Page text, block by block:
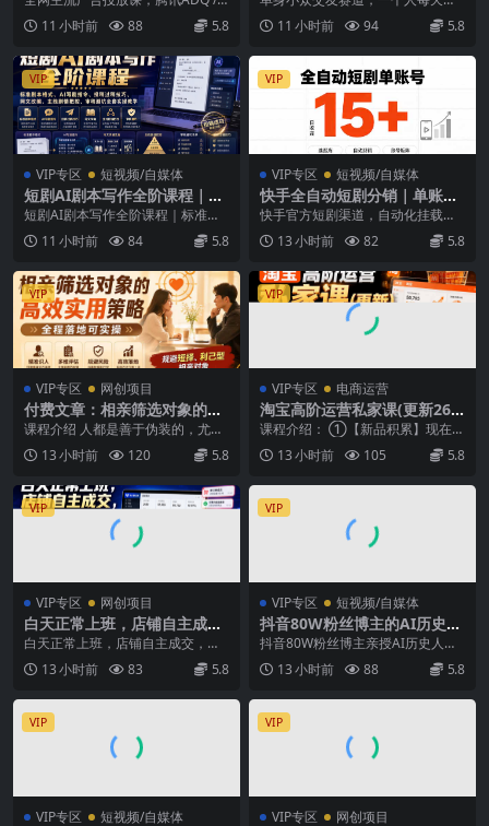
学，手把手教投手赚钱变现，
全套变现拆解稳定出单
抖音 / 快手 / B 站实操教学，手把手
教...11 小时前 88 5.8
见效稳【揭秘】
松到手1000+，落地快、见效稳
【揭秘】 本期内容...
11 小时前 94 5.8
VIP
VIP专区 短视频/自媒体
短剧AI剧本写作全阶课程｜标
准剧本格式、AI写剧指令、投
稿过稿技巧、网文改编、主线
剧情把控、审稿避坑全套实操
短剧AI剧本写作全阶课程｜标准剧
本格式、AI写剧指令、投稿过稿技
巧、网文改编、主...
11 小时前 84 5.8
VIP
VIP专区 短视频/自媒体
快手全自动短剧分销｜单账号
日收益15+
快手官方短剧渠道，自动化挂载发
布，不用拍视频、不用出镜。单账
号稳定日收益15+，...
13 小时前 82 5.8
VIP
VIP专区 网创项目
付费文章：相亲筛选对象的高
效实用策略，全程落地可实
操，规避短择、利己型相亲对
象
课程介绍 人都是善于伪装的，尤其
是相亲的时候。那么如何识别伪装?
相亲本质是双向尽...
13 小时前 120 5.8
VIP
VIP专区 电商运营
淘宝高阶运营私家课(更新26
年
课程介绍： ①【新品积累】现在主
流的控成本和最大化，应该用于哪
些产品效果更好。 ...
13 小时前 105 5.8
VIP
VIP专区 网创项目
白天正常上班，店铺自主成
交，做多多虚拟每月新增1-3
W稳定被动收入【揭秘】
白天正常上班，店铺自主成交，做
多多虚拟每月新增1-3W稳定被动收
入【揭秘】 项目...
13 小时前 83 5.8
VIP
VIP专区 短视频/自媒体
抖音80W粉丝博主的AI历史人
物生平VLOG教学，不用拍摄
不用露脸，AI帮你搞定，轻松
解锁伙伴计划+精选收益
抖音80W粉丝博主亲授AI历史人物
生平VLOG制作教学，不用拍摄不用
露脸，轻松解...
13 小时前 88 5.8
VIP
VIP专区 短视频/自媒体
VIP
VIP专区 网创项目